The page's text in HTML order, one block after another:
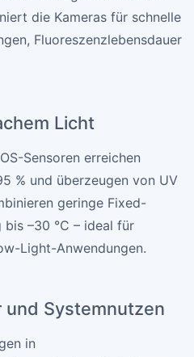
die Kameras für schnelle
Fluoreszenzlebensdauer
Licht
Sensoren erreichen
% und überzeugen von UV
geringe Fixed-
–30 °C – ideal für
Light-Anwendungen.
Systemnutzen
in